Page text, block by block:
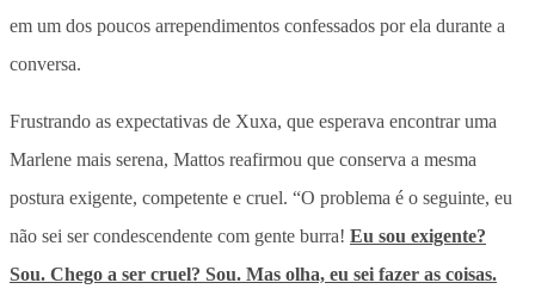
em um dos poucos arrependimentos confessados por ela durante a
conversa.
Frustrando as expectativas de Xuxa, que esperava encontrar uma
Marlene mais serena, Mattos reafirmou que conserva a mesma
postura exigente, competente e cruel. “O problema é o seguinte, eu
não sei ser condescendente com gente burra! Eu sou exigente?
Sou. Chego a ser cruel? Sou. Mas olha, eu sei fazer as coisas.